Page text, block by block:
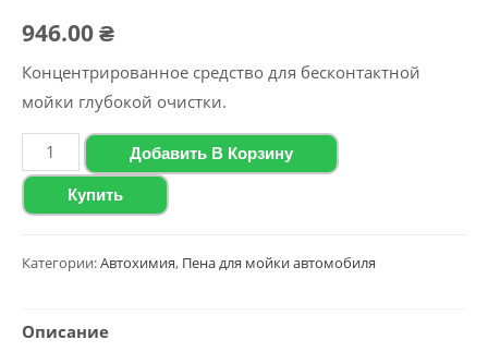
946.00₴
Концентрированное средство для бесконтактной
мойки глубокой очистки.
Количество
товара
Концентрированное
для
мойки
Добавить В Корзину
Купить
Категории:Автохимия, Пена для мойки автомобиля
Описание